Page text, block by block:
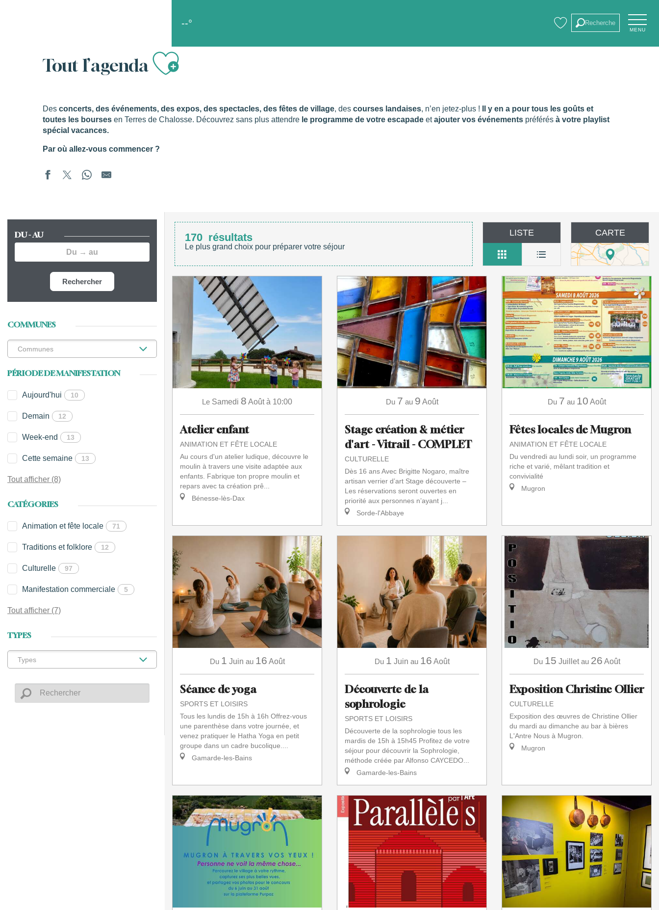
--°
Recherche
MENU
Tout l’agendaAjouter aux favoris
Des concerts, des événements, des expos, des spectacles, des fêtes de village, des courses landaises, n’en jetez-plus !
Il y en a pour tous les goûts et
toutes les bourses en Terres de Chalosse. Découvrez sans plus attendre le programme de votre escapade etajouter vos événements préférés à votre playlist
spécial vacances.
Par où allez-vous commencer ?
DU - AU
Rechercher
COMMUNES
PÉRIODE DE MANIFESTATION
Aujourd'hui 10
Demain 12
Week-end 13
Cette semaine 13
Tout afficher (8)
CATÉGORIES
Animation et fête locale 71
Traditions et folklore 12
Culturelle 97
Manifestation commerciale 5
Tout afficher (7)
TYPES
170 résultats
Le plus grand choix pour préparer votre séjour
LISTE CARTE
Le Samedi 8 Août à 10:00
Atelier enfant
ANIMATION ET FÊTE LOCALE
Au cours d'un atelier ludique, découvre le
moulin à travers une visite adaptée aux
enfants. Fabrique ton propre moulin et
repars avec ta création prê...
Bénesse-lès-Dax
Du 7 au 9 Août
Stage création & métier
d'art - Vitrail - COMPLET
CULTURELLE
Dès 16 ans Avec Brigitte Nogaro, maître
artisan verrier d’art Stage découverte –
Les réservations seront ouvertes en
priorité aux personnes n’ayant j...
Sorde-l'Abbaye
Du 7 au 10 Août
Fêtes locales de Mugron
ANIMATION ET FÊTE LOCALE
Du vendredi au lundi soir, un programme
riche et varié, mêlant tradition et
convivialité
Mugron
Du 1 Juin au 16 Août
Séance de yoga
SPORTS ET LOISIRS
Tous les lundis de 15h à 16h Offrez-vous
une parenthèse dans votre journée, et
venez pratiquer le Hatha Yoga en petit
groupe dans un cadre bucolique....
Gamarde-les-Bains
Du 1 Juin au 16 Août
Découverte de la
sophrologie
SPORTS ET LOISIRS
Découverte de la sophrologie tous les
mardis de 15h à 15h45 Profitez de votre
séjour pour découvrir la Sophrologie,
méthode créée par Alfonso CAYCEDO...
Gamarde-les-Bains
Du 15 Juillet au 26 Août
Exposition Christine Ollier
CULTURELLE
Exposition des œuvres de Christine Ollier
du mardi au dimanche au bar à bières
L'Antre Nous à Mugron.
Mugron